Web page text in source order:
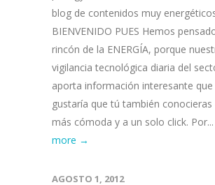
blog de contenidos muy
BIENVENIDO PUES Hemos
rincón de la ENERGÍA, porque
vigilancia tecnológica diaria del
aporta información interesante que
gustaría que tú también
más cómoda y a un solo click. Por...
more →
AGOSTO 1, 2012